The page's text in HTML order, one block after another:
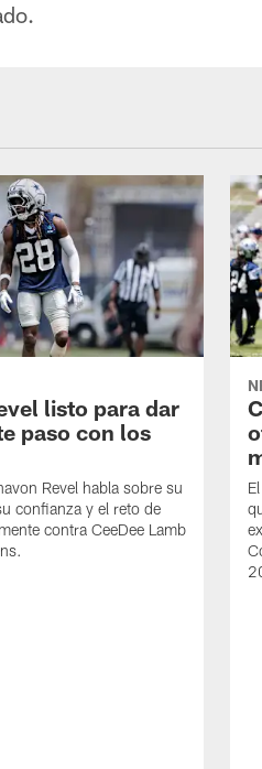
listo para dar
paso con los
Revel habla sobre su
confianza y el reto de
contra CeeDee Lamb